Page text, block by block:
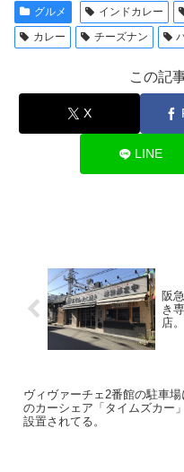
グルメ インドカレー
カレー
チーズナン
この記
X
LINE
阪
き
店。
ヴィヴァーチェ2番館の駐車
のカーシェア「タイムズカー
設置されてる。